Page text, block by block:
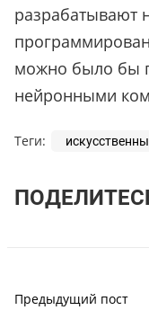
разрабатывают
можно было бы
нейронными
Теги:
Предыдущий пост